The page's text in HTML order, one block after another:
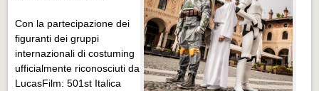
Con la partecipazione dei
figuranti dei gruppi
internazionali di costuming
ufficialmente riconosciuti da
LucasFilm: 501st Italica